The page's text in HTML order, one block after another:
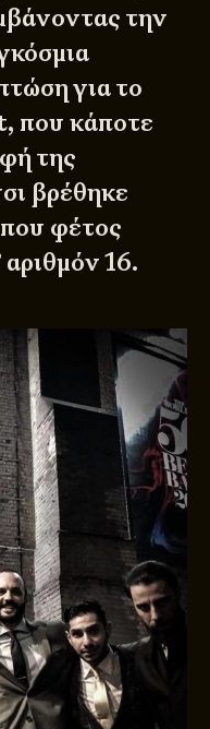
την
για το
που κάποτε
της
βρέθηκε
φέτος
16.